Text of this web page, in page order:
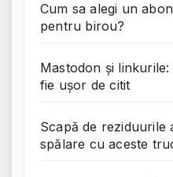
Cum sa alegi un
pentru birou?
Mastodon și
fie ușor de citit
Scapă de reziduurile
spălare cu aceste